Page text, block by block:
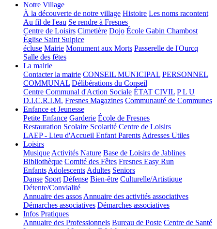
Notre Village
À la découverte de notre village Histoire Les noms racontent
Au fil de l'eau Se rendre à Fresnes
Centre de Loisirs Cimetière Dojo École Gabin Chambost
Église Saint Sulpice
écluse Mairie Monument aux Morts Passerelle de l'Ourcq
Salle des fêtes
La mairie
Contacter la mairie CONSEIL MUNICIPAL PERSONNEL
COMMUNAL Délibérations du Conseil
Centre Communal d'Action Sociale ÉTAT CIVIL P L U
D.I.C.R.I.M. Fresnes Magazines Communauté de Communes
Enfance et Jeunesse
Petite Enfance Garderie École de Fresnes
Restauration Scolaire Scolarité Centre de Loisirs
LAEP - Lieu d'Accueil Enfant Parents Adresses Utiles
Loisirs
Musique Activités Nature Base de Loisirs de Jablines
Bibliothèque Comité des Fêtes Fresnes Easy Run
Enfants Adolescents Adultes Seniors
Danse Sport Défense Bien-être Culturelle/Artistique
Détente/Convialité
Annuaire des assos Annuaire des activités associatives
Démarches associatives Démarches associatives
Infos Pratiques
Annuaire des Professionnels Bureau de Poste Centre de Santé